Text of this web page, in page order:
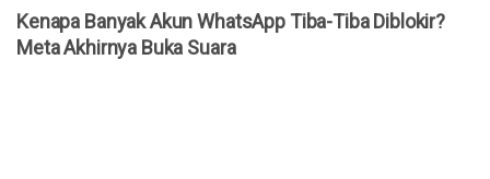
Kenapa Banyak Akun WhatsApp Tiba-Tiba Diblokir?
Meta Akhirnya Buka Suara